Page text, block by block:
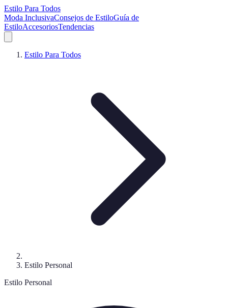
Estilo Para Todos
Moda InclusivaConsejos de EstiloGuía de
EstiloAccesoriosTendencias
Estilo Para Todos
Estilo Personal
Estilo Personal